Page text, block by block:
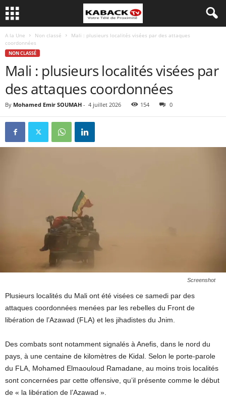
A la Une Non classé
Mali : plusieurs localités visées par des attaques
coordonnées
NON CLASSÉ
Mali : plusieurs localités visées par
des attaques coordonnées
By Mohamed Emir SOUMAH - 4 juillet 2026 154 0
Screenshot
Plusieurs localités du Mali ont été visées ce samedi par des
attaques coordonnées menées par les rebelles du Front de
libération de l’Azawad (FLA) et les jihadistes du Jnim.
Des combats sont notamment signalés à Anefis, dans le nord du
pays, à une centaine de kilomètres de Kidal. Selon le porte-parole
du FLA, Mohamed Elmaouloud Ramadane, au moins trois localités
sont concernées par cette offensive, qu’il présente comme le début
de « la libération de l’Azawad ».